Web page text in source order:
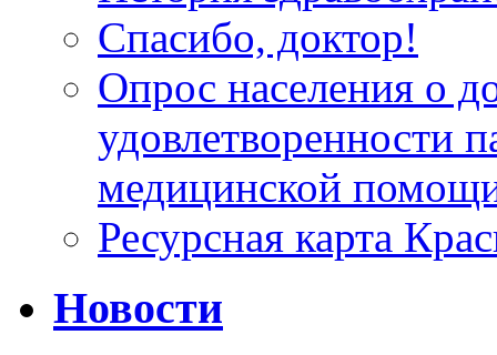
Спасибо, доктор!
Опрос населения о
удовлетворенности
медицинской
Ресурсная карта
Новости